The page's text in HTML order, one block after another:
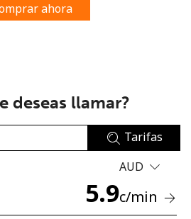
o
No se ha creado una contraseña
ahora
deseas llamar?
Tarifas
AUD
5.9c/min